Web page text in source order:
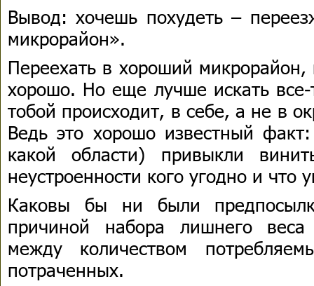
Вывод: хочешь похудеть –
микрорайон».
Переехать в хороший
хорошо. Но еще лучше искать
тобой происходит, в себе, а не в
Ведь это хорошо известный
какой области) привыкли
неустроенности кого угодно и что
Каковы бы ни были
причиной набора лишнего веса
между количеством
потраченных.